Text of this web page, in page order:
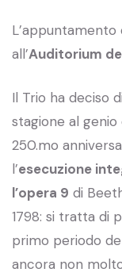
L’appuntamento
all’Auditorium
Il Trio ha deciso
stagione al
250.mo
l’esecuzione
l’opera 9 di
1798: si tratta di
primo periodo
ancora non